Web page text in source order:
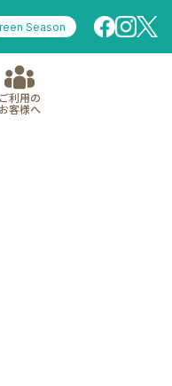
ご利用の
お客様へ
Season